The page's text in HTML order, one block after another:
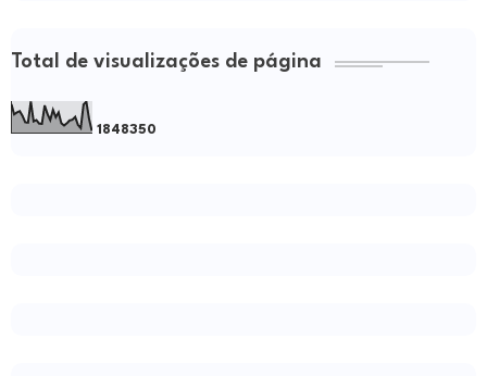
Total de visualizações de página
1 848350